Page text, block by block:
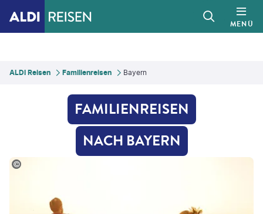
MENÜ
ALDI Reisen Familienreisen Bayern
FAMILIENREISEN
NACH BAYERN
- gty